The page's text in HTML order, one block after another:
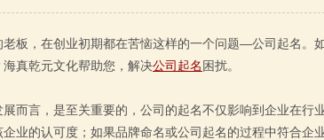
板，在创业初期都在苦恼这样的一个问题—公司起名。
真乾元文化帮助您，解决公司起名 困扰。
而言，是至关重要的，公司的起名不仅影响到企业在行
业的认可度；如果品牌命名或公司起名的过程中符合企